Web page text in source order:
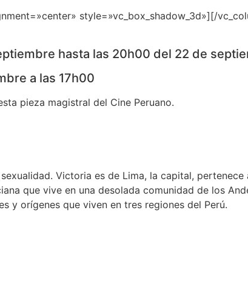
style=»vc_box_shadow_3d»][/
hasta las 20h00 del 22 de
a las 17h00
pieza magistral del Cine Peruano.
Victoria es de Lima, la capital, pertenece
que vive en una desolada comunidad de los
y orígenes que viven en tres regiones del Perú.